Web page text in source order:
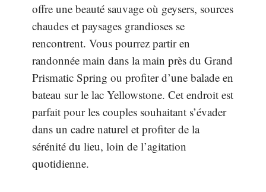
offre une beauté sauvage où geysers, sources
chaudes et paysages grandioses se
rencontrent. Vous pourrez partir en
randonnée main dans la main près du Grand
Prismatic Spring ou profiter d’une balade en
bateau sur le lac Yellowstone. Cet endroit est
parfait pour les couples souhaitant s’évader
dans un cadre naturel et profiter de la
sérénité du lieu, loin de l’agitation
quotidienne.